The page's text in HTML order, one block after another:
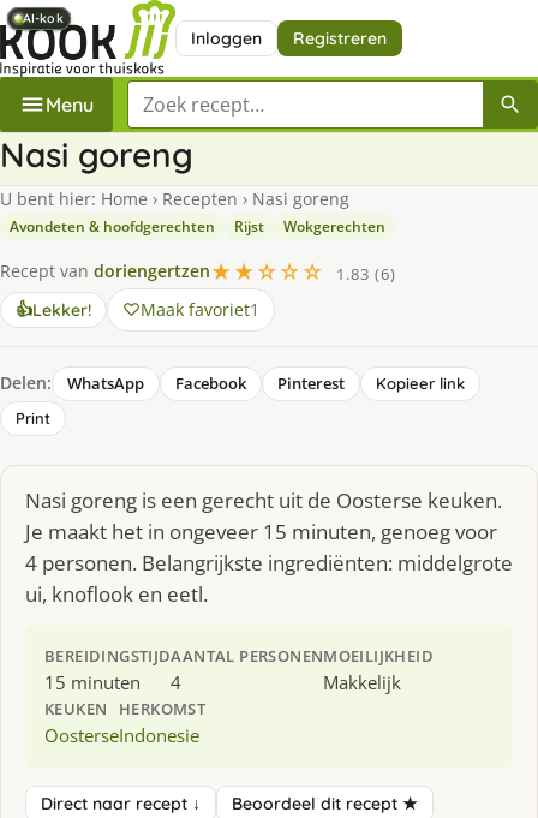
Inloggen Registreren
Menu Zoek een recept
Nasi goreng
U bent hier: Home › Recepten › Nasi goreng
Avondeten & hoofdgerechten Rijst Wokgerechten
Recept van doriengertzen★★☆☆☆
1.83 (6)
👍Lekker! Maak favoriet1
Delen: WhatsApp Facebook Pinterest
Kopieer link
Print
Nasi goreng is een gerecht uit de Oosterse keuken.
Je maakt het in ongeveer 15 minuten, genoeg voor
4 personen. Belangrijkste ingrediënten: middelgrote
ui, knoflook en eetl.
BEREIDINGSTIJD
15 minuten
AANTAL PERSONEN
4
MOEILIJKHEID
Makkelijk
KEUKEN
Oosterse
HERKOMST
Indonesie
Direct naar recept ↓ Beoordeel dit recept ★
AI-kok
AI-kok
AI-kok
AI-kok